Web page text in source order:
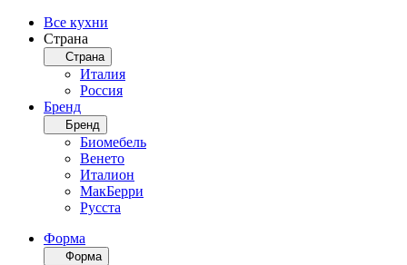
Все кухни
Страна
Страна
Италия
Россия
Бренд
Бренд
Биомебель
Венето
Италион
МакБерри
Русста
Форма
Форма